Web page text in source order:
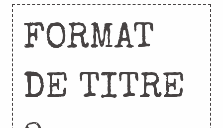
FORMAT
DE TITRE